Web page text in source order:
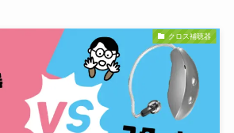
クロス補聴器